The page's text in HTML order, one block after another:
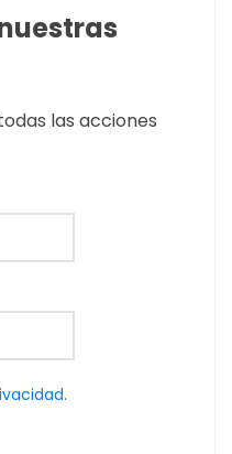
las acciones
.